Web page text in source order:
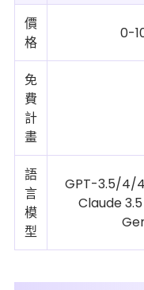
價
格
0-
免
費
計
畫
語
言
模
型
GPT-3.5/4/
Claude